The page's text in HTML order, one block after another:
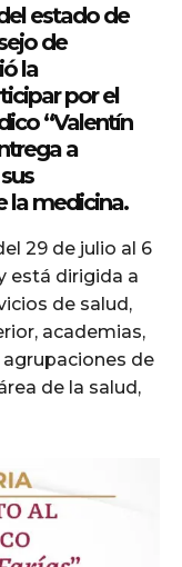
estado de
de
la
por el
“Valentín
a
la medicina.
29 de julio al 6
está dirigida a
de salud,
academias,
de
de la salud,